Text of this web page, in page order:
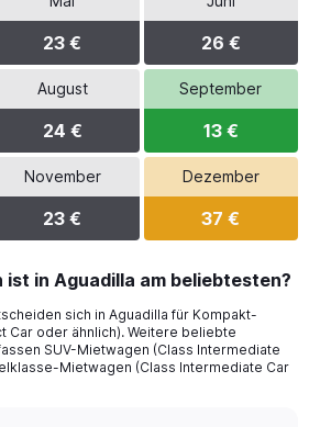
23 € 26 €
August
24 €
September
13 €
November
23 €
Dezember
37 €
in Aguadilla am beliebtesten?
sich in Aguadilla für Kompakt-
Car oder ähnlich). Weitere beliebte
SUV-Mietwagen (Class Intermediate
Mietwagen (Class Intermediate Car